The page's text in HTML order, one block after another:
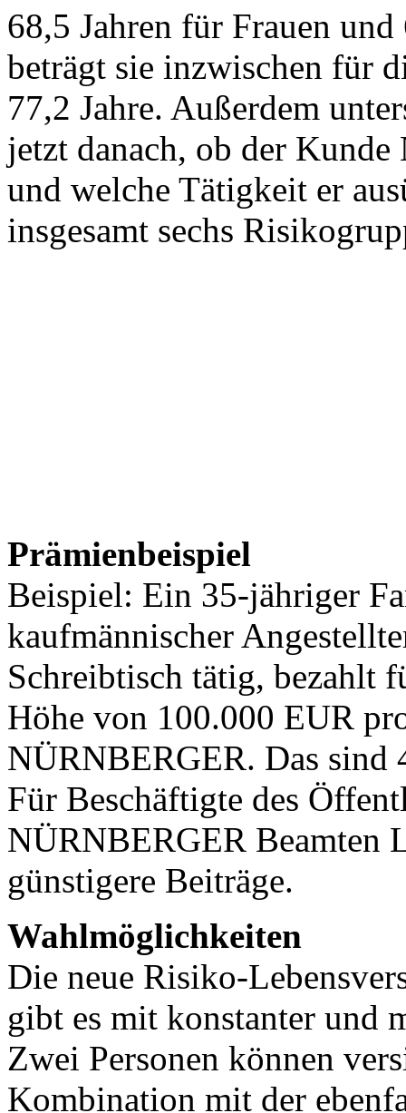
68,5 Jahren für Frauen
beträgt sie inzwischen für
77,2 Jahre. Außerdem
jetzt danach, ob der
und welche Tätigkeit er
insgesamt sechs
Prämienbeispiel
Beispiel: Ein 35-jähriger
kaufmännischer
Schreibtisch tätig, bezahlt
Höhe von 100.000 EUR
NÜRNBERGER. Das sind
Für Beschäftigte des
NÜRNBERGER Beamten
günstigere Beiträge.
Wahlmöglichkeiten
Die neue Risiko-
gibt es mit konstanter und
Zwei Personen können
Kombination mit der